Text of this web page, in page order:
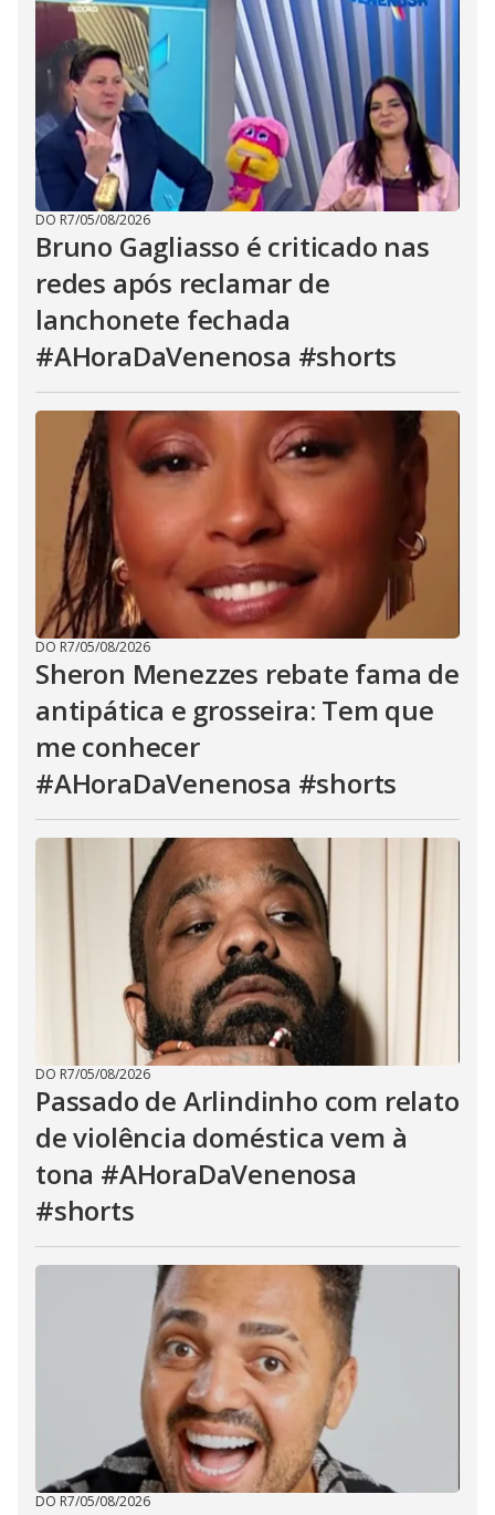
DO R7/05/08/2026
Bruno Gagliasso é criticado nas
redes após reclamar de
lanchonete fechada
#AHoraDaVenenosa #shorts
DO R7/05/08/2026
Sheron Menezzes rebate fama de
antipática e grosseira: Tem que
me conhecer
#AHoraDaVenenosa #shorts
DO R7/05/08/2026
Passado de Arlindinho com relato
de violência doméstica vem à
tona #AHoraDaVenenosa
#shorts
DO R7/05/08/2026